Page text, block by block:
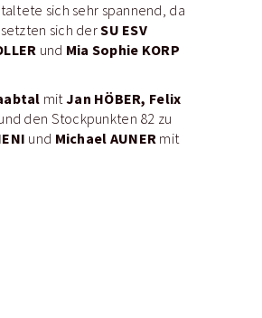
sich sehr spannend, da
sich derSU ESV
und Mia Sophie KORP
mitJan HÖBER, Felix
den Stockpunkten 82 zu
und Michael AUNER mit